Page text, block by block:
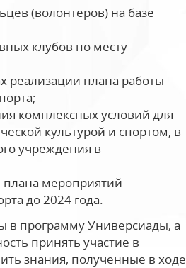
(волонтеров) на базе
клубов по месту
реализации плана работы
комплексных условий для
культурой и спортом, в
учреждения в
плана мероприятий
до 2024 года.
в программу Универсиады, а
принять участие в
знания, полученные в ходе